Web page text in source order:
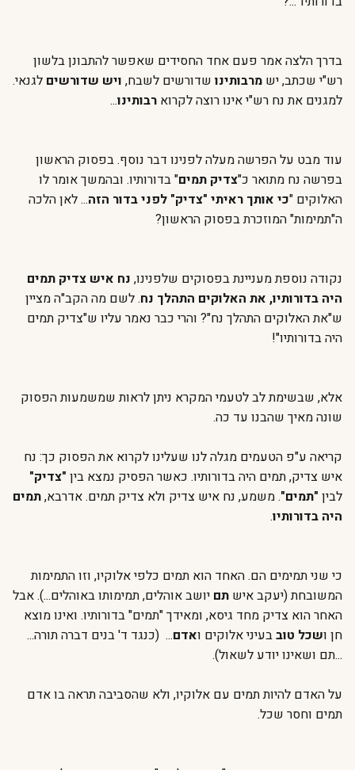
בדרך הלצה אמר פעם אחד החסידים שאפשר להתבונן בלשון
רש"י שכתב, יש מרבותינו שדורשים לשבח, ויש שדורשים לגנאי.
למגנים את נח רש"י אינו רוצה לקרוא רבותינו...
עוד מבט על הפרשה מעלה לפנינו דבר נוסף. בפסוק הראשון
בפרשה נח מתואר כ"צדיק תמים" בדורותיו. ובהמשך אומר לו
האלוקים "כי אותך ראיתי "צדיק" לפני בדור הזה... לאן הלכה
ה"תמימות" המוזכרת בפסוק הראשון?
נקודה נוספת מעניינת בפסוקים שלפנינו, נח איש צדיק תמים
היה בדורותיו, את האלוקים התהלך נח. לשם מה הקב"ה מציין
ש"את האלוקים התהלך נח"? והרי כבר נאמר עליו ש"צדיק תמים
היה בדורותיו"!
אלא, שבשימת לב לטעמי המקרא ניתן לראות שמשמעות הפסוק
שונה מאיך שהבנו עד כה.
קריאה ע"פ הטעמים מגלה לנו שעלינו לקרוא את הפסוק כך: נח
איש צדיק, תמים היה בדורותיו. כאשר הפסיק נמצא בין "צדיק"
לבין "תמים". משמע, נח איש צדיק ולא צדיק תמים. אדרבא,תמים
היה בדורותיו.
כי שני תמימים הם. האחד הוא תמים כלפי אלוקיו, וזו התמימות
המשובחת (יעקב איש תם יושב אוהלים, תמימותו באוהלים...). אבל
האחר הוא צדיק מחד גיסא, ומאידך "תמים" בדורותיו. ואינו מוצא
חן ושכל טובבעיני אלוקים ואדם... (כנגד ד' בנים דברה תורה...
...תם ושאינו יודע לשאול).
על האדם להיות תמים עם אלוקיו, ולא שהסביבה תראה בו אדם
תמים וחסר שכל.